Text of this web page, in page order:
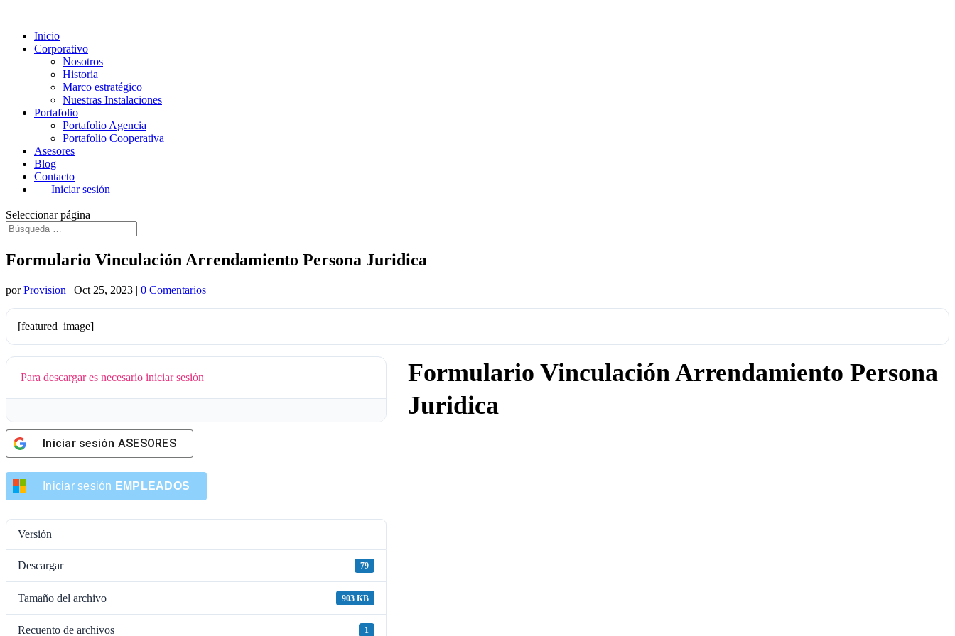
Inicio
Corporativo
Nosotros
Historia
Marco estratégico
Nuestras Instalaciones
Portafolio
Portafolio Agencia
Portafolio Cooperativa
Asesores
Blog
Contacto
Iniciar sesión
Seleccionar página
Formulario Vinculación Arrendamiento Persona Juridica
porProvision | Oct 25, 2023 | 0 Comentarios
[featured_image]
Para descargar es necesario iniciar sesión
Iniciar sesión ASESORES
Iniciar sesión EMPLEADOS
Versión
Descargar 79
Tamaño del archivo 903 KB
Recuento de archivos 1
Formulario Vinculación Arrendamiento Persona
Juridica